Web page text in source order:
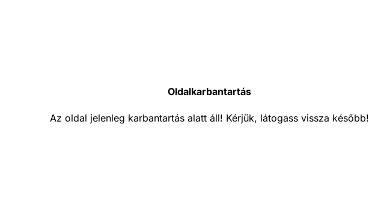
Oldalkarbantartás
Az oldal jelenleg karbantartás alatt áll! Kérjük, látogass vissza később!